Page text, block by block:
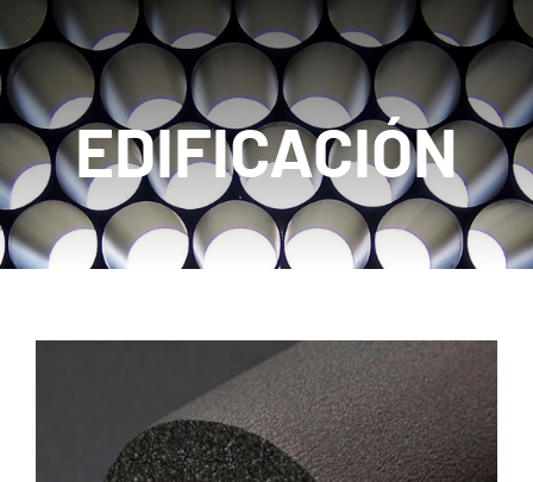
Acceso Clientes
Tienda Online
Contacto
EDIFICACIÓN